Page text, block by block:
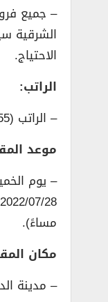
– جميع
الشرقية
الاحتياج.
الراتب:
– الراتب (4.455 ريال) قبل خصم التأمينات.
موعد
مساءً).
مكان
– مدينة